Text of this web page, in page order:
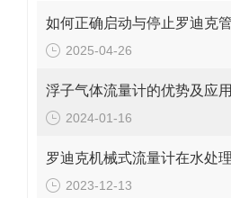
2025-04-26
浮子气体流量计的优势及应用
2024-01-16
2023-12-13